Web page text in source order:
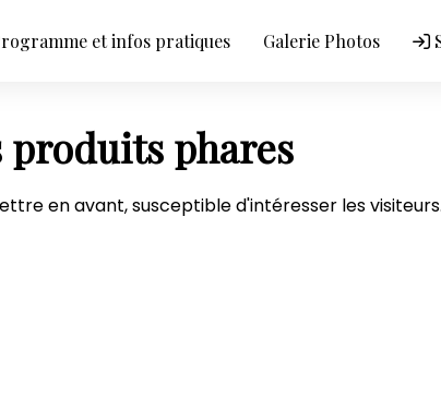
et infos pratiques Galerie Photos
produits phares
en avant, susceptible d'intéresser les visiteurs.